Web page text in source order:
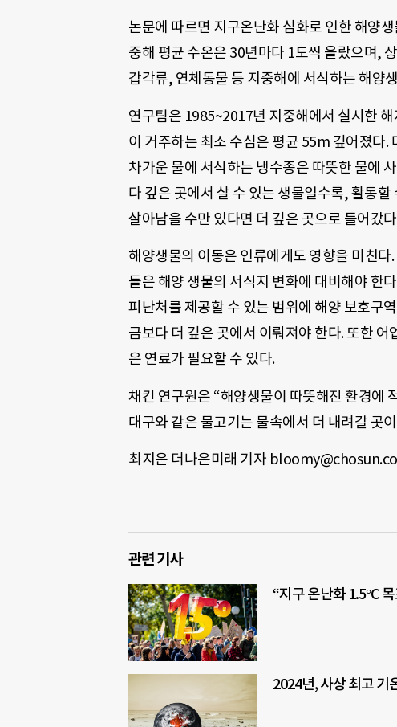
논문에 따르면 지구온난화 심화로 인한 해양
중해 평균 수온은 30년마다 1도씩 올랐으며,
갑각류, 연체동물 등 지중해에 서식하는 해양
연구팀은 1985~2017년 지중해에서 실시한
이 거주하는 최소 수심은 평균 55m 깊어졌다.
차가운 물에 서식하는 냉수종은 따뜻한 물에
다 깊은 곳에서 살 수 있는 생물일수록, 활동
살아남을 수만 있다면 더 깊은 곳으로 들어갔
해양생물의 이동은 인류에게도 영향을 미친
들은 해양 생물의 서식지 변화에 대비해야 한
피난처를 제공할 수 있는 범위에 해양 보호구
금보다 더 깊은 곳에서 이뤄져야 한다. 또한
은 연료가 필요할 수 있다.
채킨 연구원은 “해양생물이 따뜻해진 환경에
대구와 같은 물고기는 물속에서 더 내려갈 곳
최지은 더나은미래 기자
관련 기사
“지구 온난화 1.5°C
2024년, 사상 최고